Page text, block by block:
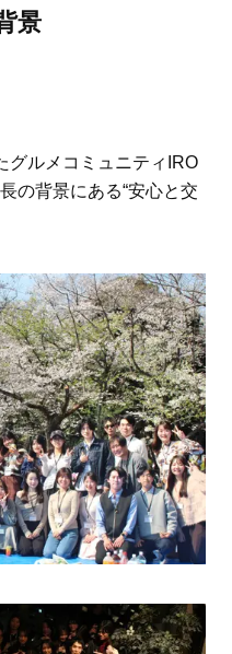
タログ
景
グルメコミュニティIRO
の背景にある“安心と交